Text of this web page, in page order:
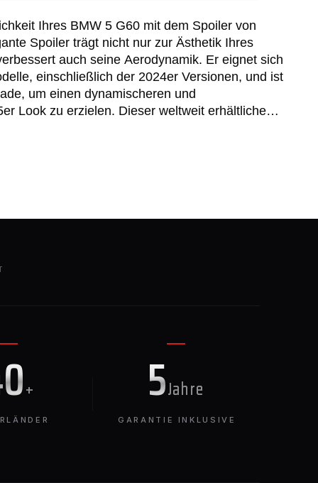
Ihres BMW 5 G60 mit dem Spoiler von
Spoiler trägt nicht nur zur Ästhetik Ihres
auch seine Aerodynamik. Er eignet sich
einschließlich der 2024er Versionen, und ist
um einen dynamischeren und
Look zu erzielen. Dieser weltweit erhältliche
+ 5Jahre
GARANTIE INKLUSIVE